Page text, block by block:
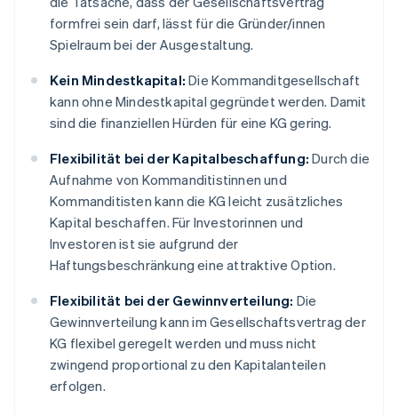
formfrei sein darf, lässt für die Gründer/innen
Spielraum bei der Ausgestaltung.
Kein Mindestkapital: Die Kommanditgesellschaft
kann ohne Mindestkapital gegründet werden. Damit
sind die finanziellen Hürden für eine KG gering.
Flexibilität bei der Kapitalbeschaffung: Durch die
Aufnahme von Kommanditistinnen und
Kommanditisten kann die KG leicht zusätzliches
Kapital beschaffen. Für Investorinnen und
Investoren ist sie aufgrund der
Haftungsbeschränkung eine attraktive Option.
Flexibilität bei der Gewinnverteilung: Die
Gewinnverteilung kann im Gesellschaftsvertrag der
KG flexibel geregelt werden und muss nicht
zwingend proportional zu den Kapitalanteilen
erfolgen.